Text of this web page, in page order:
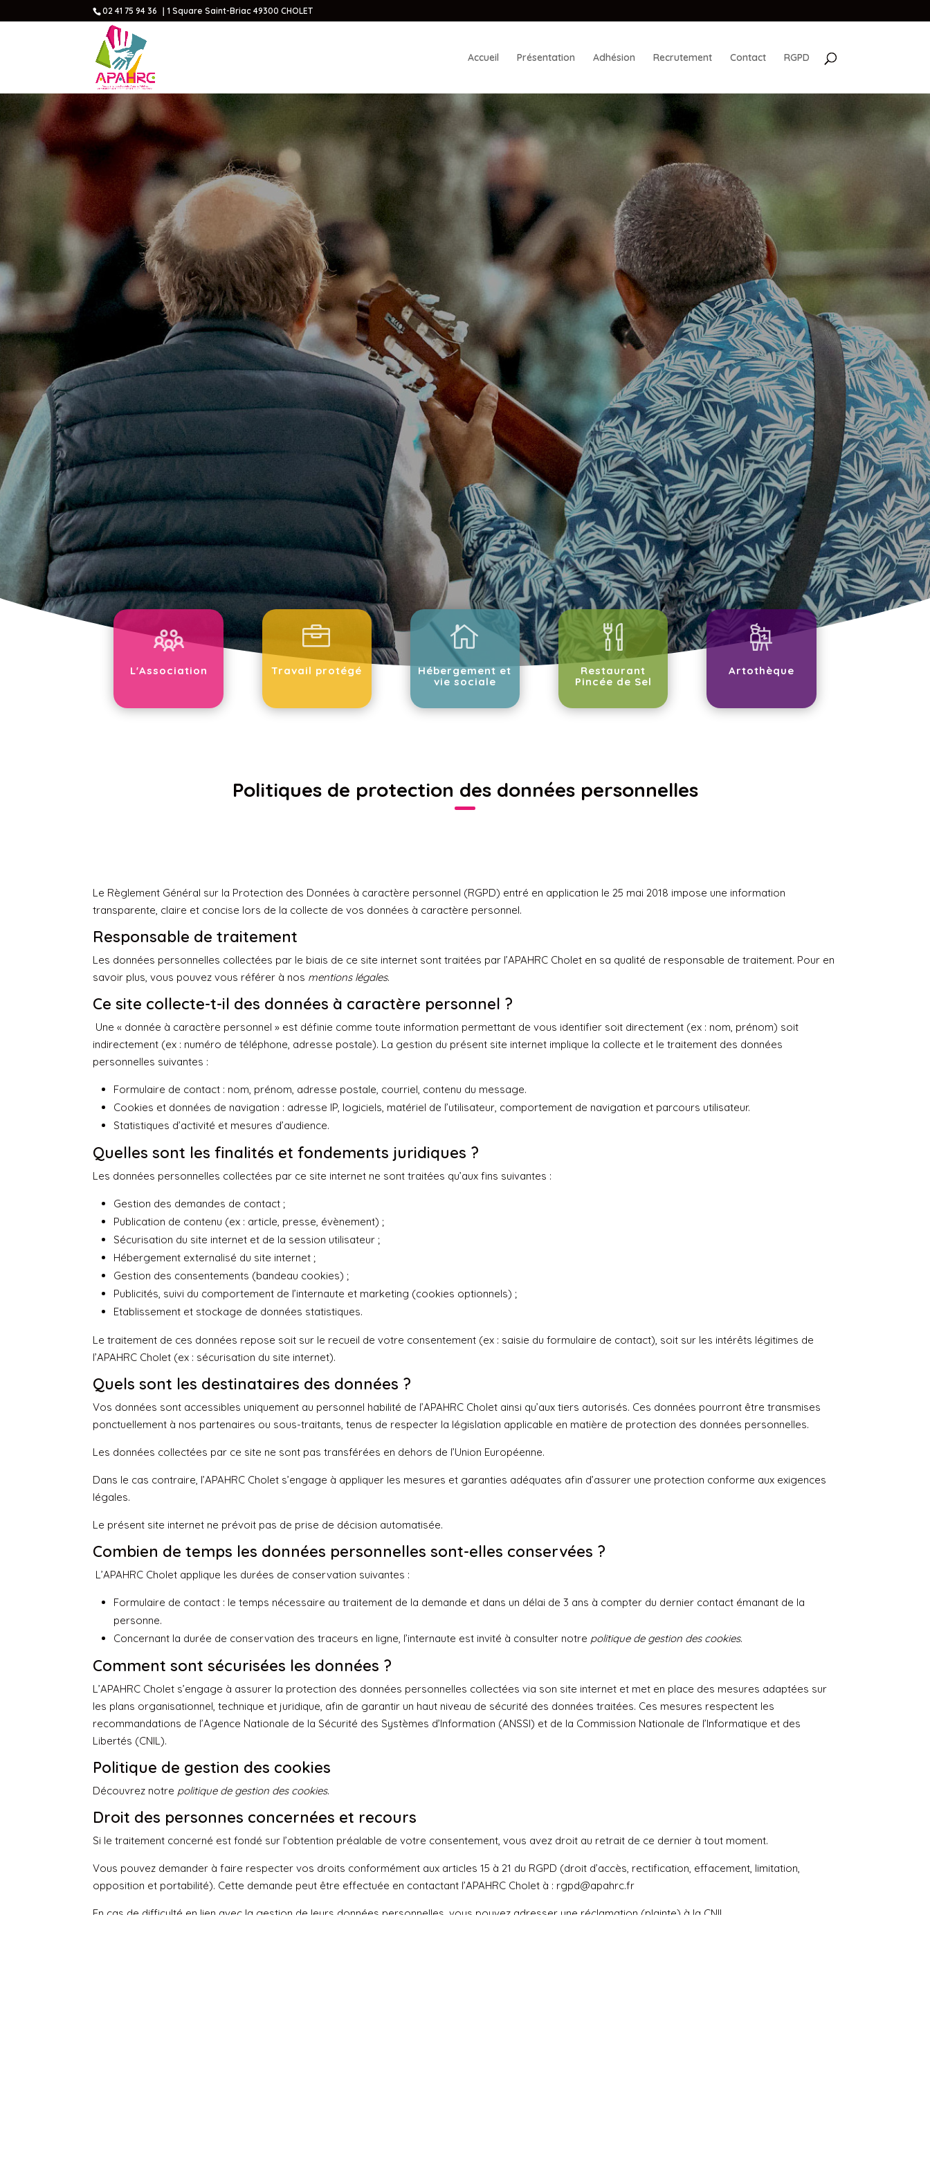
02 41 75 94 36 ｜1 Square Saint-Briac 49300 CHOLET
Accueil Présentation Adhésion Recrutement Contact RGPD
L'Association

Travail protégé

Hébergement et
vie sociale
Restaurant
Pincée de Sel
Artothèque
Politiques de protection des données personnelles
Le Règlement Général sur la Protection des Données à caractère personnel (RGPD) entré en application le 25 mai 2018 impose une information
transparente, claire et concise lors de la collecte de vos données à caractère personnel.
Responsable de traitement
Les données personnelles collectées par le biais de ce site internet sont traitées par l’APAHRC Cholet en sa qualité de responsable de traitement. Pour en
savoir plus, vous pouvez vous référer à nos mentions légales.
Ce site collecte-t-il des données à caractère personnel ?
Une « donnée à caractère personnel » est définie comme toute information permettant de vous identifier soit directement (ex : nom, prénom) soit
indirectement (ex : numéro de téléphone, adresse postale). La gestion du présent site internet implique la collecte et le traitement des données
personnelles suivantes :
Formulaire de contact : nom, prénom, adresse postale, courriel, contenu du message.
Cookies et données de navigation : adresse IP, logiciels, matériel de l’utilisateur, comportement de navigation et parcours utilisateur.
Statistiques d’activité et mesures d’audience.
Quelles sont les finalités et fondements juridiques ?
Les données personnelles collectées par ce site internet ne sont traitées qu’aux fins suivantes :
Gestion des demandes de contact ;
Publication de contenu (ex : article, presse, évènement) ;
Sécurisation du site internet et de la session utilisateur ;
Hébergement externalisé du site internet ;
Gestion des consentements (bandeau cookies) ;
Publicités, suivi du comportement de l’internaute et marketing (cookies optionnels) ;
Etablissement et stockage de données statistiques.
Le traitement de ces données repose soit sur le recueil de votre consentement (ex : saisie du formulaire de contact), soit sur les intérêts légitimes de
l’APAHRC Cholet (ex : sécurisation du site internet).
Quels sont les destinataires des données ?
Vos données sont accessibles uniquement au personnel habilité de l’APAHRC Cholet ainsi qu’aux tiers autorisés. Ces données pourront être transmises
ponctuellement à nos partenaires ou sous-traitants, tenus de respecter la législation applicable en matière de protection des données personnelles.
Les données collectées par ce site ne sont pas transférées en dehors de l’Union Européenne.
Dans le cas contraire, l’APAHRC Cholet s’engage à appliquer les mesures et garanties adéquates afin d’assurer une protection conforme aux exigences
légales.
Le présent site internet ne prévoit pas de prise de décision automatisée.
Combien de temps les données personnelles sont-elles conservées ?
L’APAHRC Cholet applique les durées de conservation suivantes :
Formulaire de contact : le temps nécessaire au traitement de la demande et dans un délai de 3 ans à compter du dernier contact émanant de la
personne.
Concernant la durée de conservation des traceurs en ligne, l’internaute est invité à consulter notre politique de gestion des cookies.
Comment sont sécurisées les données ?
L’APAHRC Cholet s’engage à assurer la protection des données personnelles collectées via son site internet et met en place des mesures adaptées sur
les plans organisationnel, technique et juridique, afin de garantir un haut niveau de sécurité des données traitées. Ces mesures respectent les
recommandations de l’Agence Nationale de la Sécurité des Systèmes d’Information (ANSSI) et de la Commission Nationale de l’Informatique et des
Libertés (CNIL).
Politique de gestion des cookies
Découvrez notre politique de gestion des cookies.
Droit des personnes concernées et recours
Si le traitement concerné est fondé sur l’obtention préalable de votre consentement, vous avez droit au retrait de ce dernier à tout moment.
Vous pouvez demander à faire respecter vos droits conformément aux articles 15 à 21 du RGPD (droit d’accès, rectification, effacement, limitation,
opposition et portabilité). Cette demande peut être effectuée en contactant l’APAHRC Cholet à : rgpd@apahrc.fr
En cas de difficulté en lien avec la gestion de leurs données personnelles, vous pouvez adresser une réclamation (plainte) à la CNIL.